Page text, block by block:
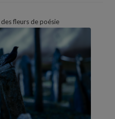
des fleurs de poésie